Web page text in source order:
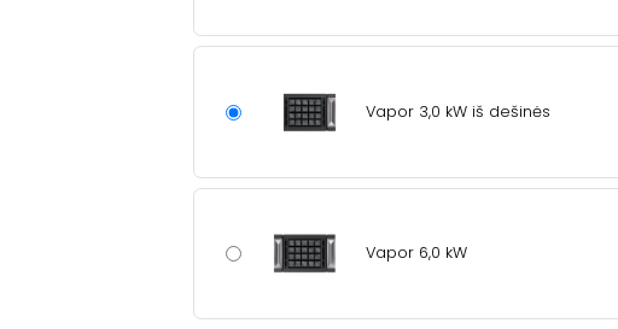
Vapor 3,0 kW iš dešinės
Vapor 6,0 kW